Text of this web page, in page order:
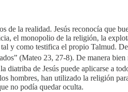
la realidad. Jesús reconocía que
el monopolio de la religión, la
y como testifica el propio Talmud.
(Mateo 23, 27-8). De manera
diatriba de Jesús puede aplicarse a
hombres, han utilizado la religión
no podía quedar oculta.